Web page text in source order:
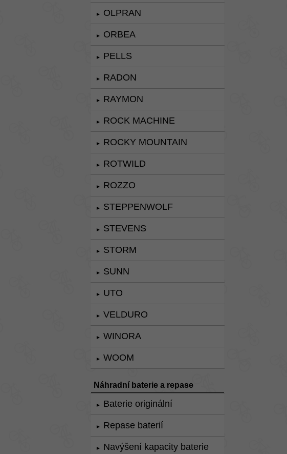
► OLPRAN
► ORBEA
► PELLS
► RADON
► RAYMON
► ROCK MACHINE
► ROCKY MOUNTAIN
► ROTWILD
► ROZZO
► STEPPENWOLF
► STEVENS
► STORM
► SUNN
► UTO
► VELDURO
► WINORA
► WOOM
Náhradní baterie a repase
► Baterie originální
► Repase baterií
► Navýšení kapacity baterie